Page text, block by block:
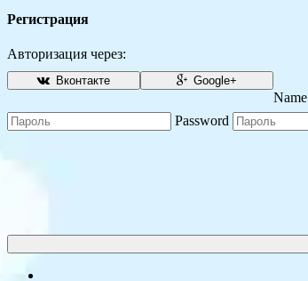
Регистрация
Авторизация через:
Вконтакте Google+
Name
Password